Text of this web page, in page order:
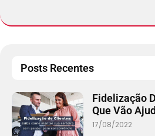
Posts Recentes
Fidelização
Que Vão
17/08/2022